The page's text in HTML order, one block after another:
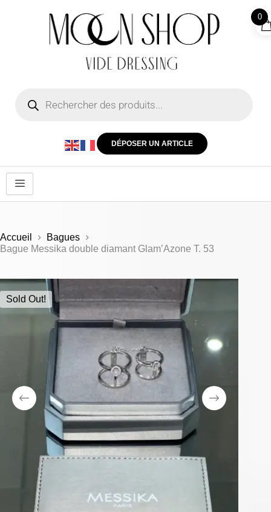
DÉPOSER UN ARTICLE
Accueil
Bagues
Bague Messika double diamant Glam’Azone T. 53
Sold Out!
0